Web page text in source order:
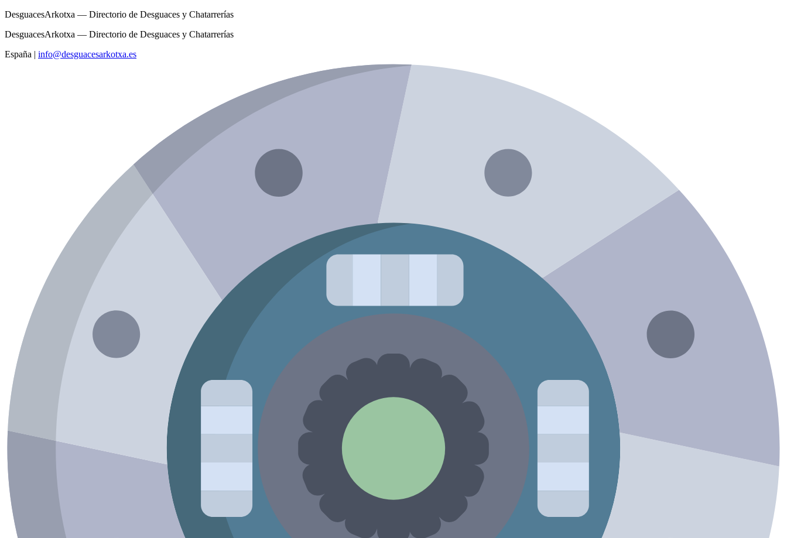
DesguacesArkotxa — Directorio de Desguaces y Chatarrerías
DesguacesArkotxa — Directorio de Desguaces y Chatarrerías
España | info@desguacesarkotxa.es